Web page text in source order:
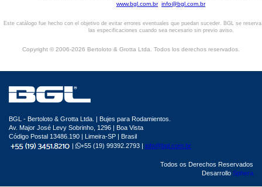
www.bgl.com.br info@bgl.com.br
Este catálogo fue hecho con el objetivo de evitar errores eventuales que puedan suceder. BGL se
las especificaciones cuando sea necesario sin previo aviso.
Copyright © 2006-2026 Bertoloto & Grotta Ltda. Todos los derechos reservados.
BGL - Bertoloto & Grotta Ltda. | Bujes para Rodamientos.
Av. Major José Levy Sobrinho, 1296 | Boa Vista
Código Postal 13486.190 | Limeira-SP | Brasil
|
+55 (19) 99392.2793 | info@bgl.com.br
Todos os Derechos Reservados
Desarrollo Sphera